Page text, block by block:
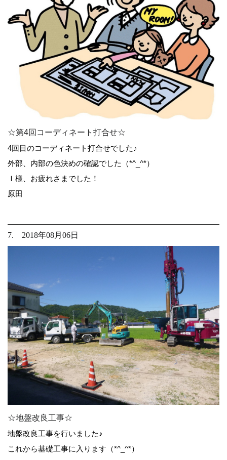
☆第4回コーディネート打合せ☆
4回目のコーディネート打合せでした♪
外部、内部の色決めの確認でした（*^_^*）
Ｉ様、お疲れさまでした！
原田
7. 2018年08月06日
☆地盤改良工事☆
地盤改良工事を行いました♪
これから基礎工事に入ります（*^_^*）